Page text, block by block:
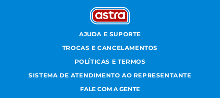
AJUDA E SUPORTE
TROCAS E CANCELAMENTOS
POLÍTICAS E TERMOS
SISTEMA DE ATENDIMENTO AO REPRESENTANTE
FALE COM A GENTE